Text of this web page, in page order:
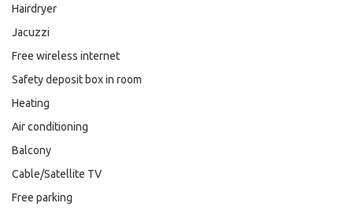
Hairdryer
Jacuzzi
Free wireless internet
Safety deposit box in room
Heating
Air conditioning
Balcony
Cable/Satellite TV
Free parking